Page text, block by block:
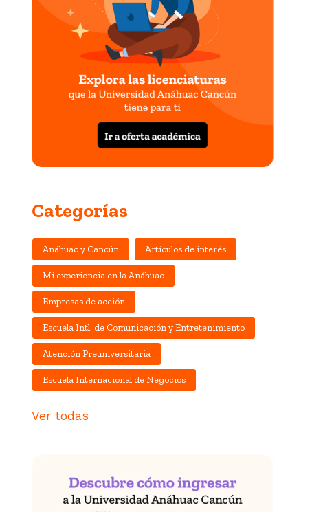
Categorías
Anáhuac y Cancún Artículos de interés
Mi experiencia en la Anáhuac
Empresas de acción
Escuela Intl. de Comunicación y Entretenimiento
Atención Preuniversitaria
Escuela Internacional de Negocios
Ver todas